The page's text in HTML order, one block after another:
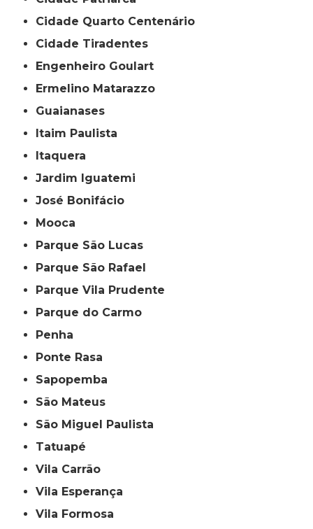
Cidade Quarto Centenário
Cidade Tiradentes
Engenheiro Goulart
Ermelino Matarazzo
Guaianases
Itaim Paulista
Itaquera
Jardim Iguatemi
José Bonifácio
Mooca
Parque São Lucas
Parque São Rafael
Parque Vila Prudente
Parque do Carmo
Penha
Ponte Rasa
Sapopemba
São Mateus
São Miguel Paulista
Tatuapé
Vila Carrão
Vila Esperança
Vila Formosa